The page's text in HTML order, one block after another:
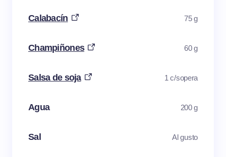
Calabacín 75 g
Champiñones 60 g
Salsa de soja 1 c/sopera
Agua 200 g
Sal Al gusto